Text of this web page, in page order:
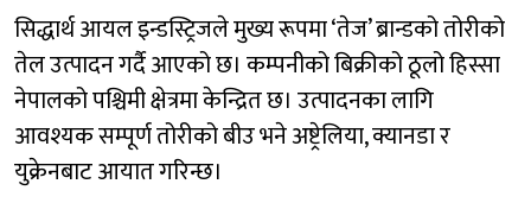
सिद्धार्थ आयल इन्डस्ट्रिजले मुख्य रूपमा ‘तेज’ ब्रान्डको तोरीको
तेल उत्पादन गर्दै आएको छ। कम्पनीको बिक्रीको ठूलो हिस्सा
नेपालको पश्चिमी क्षेत्रमा केन्द्रित छ। उत्पादनका लागि
आवश्यक सम्पूर्ण तोरीको बीउ भने अष्ट्रेलिया, क्यानडा र
युक्रेनबाट आयात गरिन्छ।